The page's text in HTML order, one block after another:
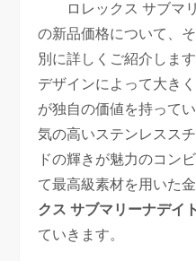
ロレックス サブマ
の新品価格について、
別に詳しくご紹介しま
デザインによって大き
が独自の価値を持って
気の高いステンレスス
ドの輝きが魅力のコン
て最高級素材を用いた
クス サブマリーナデイ
ていきます。